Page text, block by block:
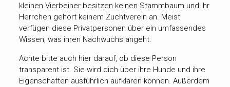
kleinen Vierbeiner besitzen keinen Stammbaum und ihr
Herrchen gehört keinem Zuchtverein an. Meist
verfügen diese Privatpersonen über ein umfassendes
Wissen, was ihren Nachwuchs angeht.
Achte bitte auch hier darauf, ob diese Person
transparent ist. Sie wird dich über ihre Hunde und ihre
Eigenschaften ausführlich aufklären können. Außerdem